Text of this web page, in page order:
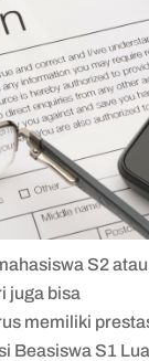
S2
juga bisa
memiliki
Beasiswa S1